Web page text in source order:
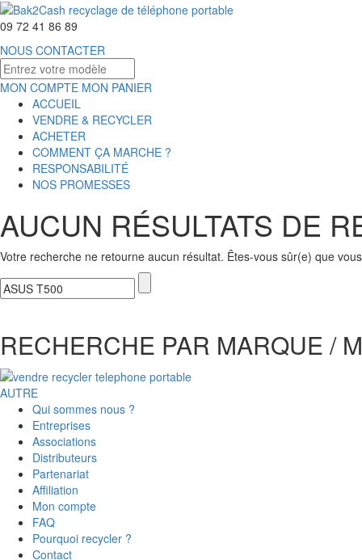
09 72 41 86 89
NOUS CONTACTER
MON COMPTE MON PANIER
ACCUEIL
VENDRE & RECYCLER
ACHETER
COMMENT ÇA MARCHE ?
RESPONSABILITÉ
NOS PROMESSES
AUCUN RÉSULTATS DE
Votre recherche ne retourne aucun résultat. Êtes-vous sûr(e) que
RECHERCHE PAR MARQUE /
AUTRE
Qui sommes nous ?
Entreprises
Associations
Distributeurs
Partenariat
Affiliation
Mon compte
FAQ
Pourquoi recycler ?
Contact